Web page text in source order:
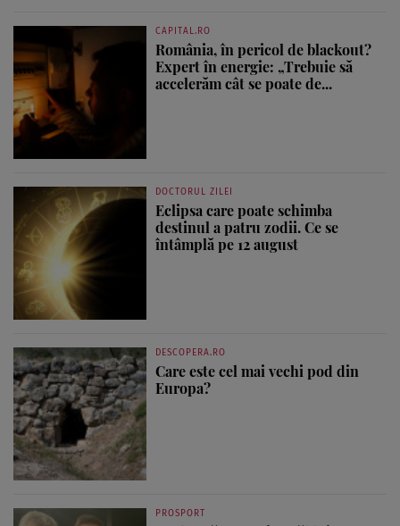
CAPITAL.RO
România, în pericol de blackout?
Expert în energie: „Trebuie să
accelerăm cât se poate de...
DOCTORUL ZILEI
Eclipsa care poate schimba
destinul a patru zodii. Ce se
întâmplă pe 12 august
DESCOPERA.RO
Care este cel mai vechi pod din
Europa?
PROSPORT